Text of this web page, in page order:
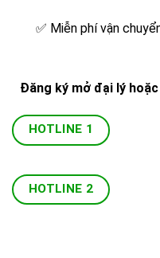
✅ Miễn phí vận
Đăng ký mở đại lý
HOTLINE 1
HOTLINE 2